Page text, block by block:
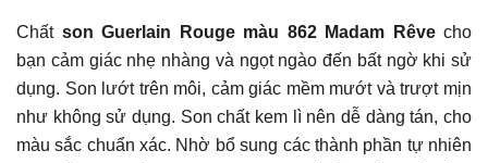
Chất son Guerlain Rouge màu 862 Madam Rêvecho
bạn cảm giác nhẹ nhàng và ngọt ngào đến bất ngờ khi sử
dụng. Son lướt trên môi, cảm giác mềm mướt và trượt mịn
như không sử dụng. Son chất kem lì nên dễ dàng tán, cho
màu sắc chuẩn xác. Nhờ bổ sung các thành phần tự nhiên